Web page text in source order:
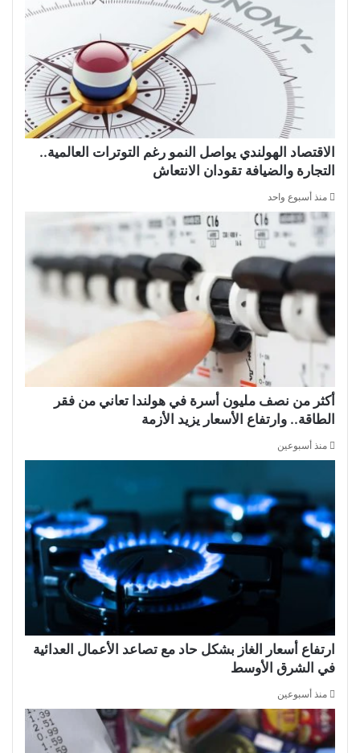
الاقتصاد الهولندي يواصل النمو رغم التوترات العالمية..
التجارة والضيافة تقودان الانتعاش
منذ أسبوع واحد
أكثر من نصف مليون أسرة في هولندا تعاني من فقر
الطاقة.. وارتفاع الأسعار يزيد الأزمة
منذ أسبوعين
ارتفاع أسعار الغاز بشكل حاد مع تصاعد الأعمال العدائية
في الشرق الأوسط
منذ أسبوعين